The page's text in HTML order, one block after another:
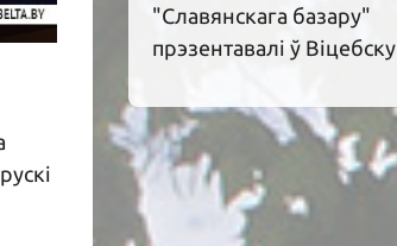
"Славянскага базару"
прэзентавалі ў Віцебску